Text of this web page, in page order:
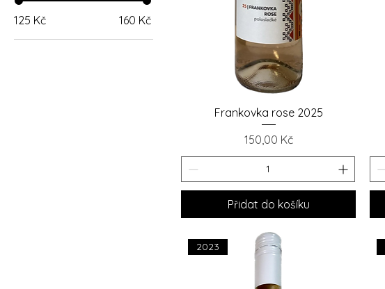
125 Kč 160 Kč
Rychlý náhled
Frankovka rose 2025
Cena
150,00 Kč
Přidat do košíku
2023